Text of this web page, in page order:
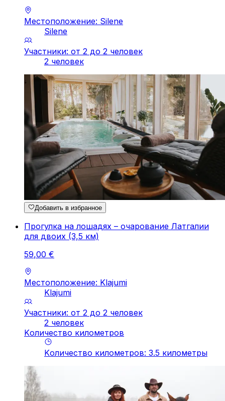
Местоположение: Silene
Silene
Участники: от 2 до 2 человек
2 человек
Добавить в избранное
Прогулка на лошадях – очарование Латгалии
для двоих (3,5 км)
59,00 €
Местоположение: Klajumi
Klajumi
Участники: от 2 до 2 человек
2 человек
Kоличество километров
Kоличество километров: 3.5 километры